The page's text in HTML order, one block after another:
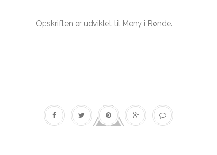
Opskriften er udviklet til Meny i Rønde.